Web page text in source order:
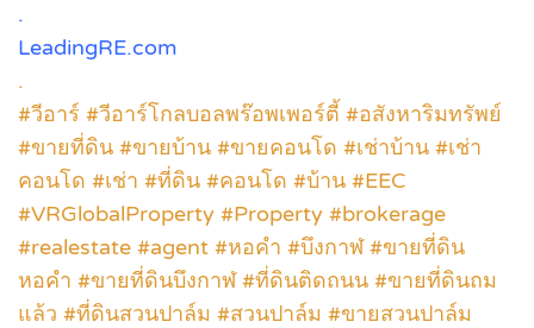
.
LeadingRE.com
.
#วีอาร์ #วีอาร์โกลบอลพร๊อพเพอร์ตี้ #อสังหาริมทรัพย์
#ขายที่ดิน #ขายบ้าน #ขายคอนโด #เช่าบ้าน #เช่า
คอนโด #เช่า #ที่ดิน #คอนโด #บ้าน #EEC
#VRGlobalProperty #Property #brokerage
#realestate #agent #หอคำ #บึงกาฬ #ขายที่ดิน
หอคำ #ขายที่ดินบึงกาฬ #ที่ดินติดถนน #ขายที่ดินถม
แล้ว #ที่ดินสวนปาล์ม #สวนปาล์ม #ขายสวนปาล์ม